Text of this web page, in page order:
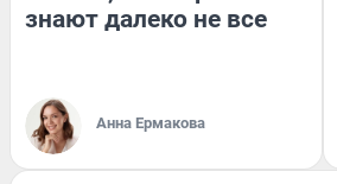
знают далеко не все
Анна Ермакова